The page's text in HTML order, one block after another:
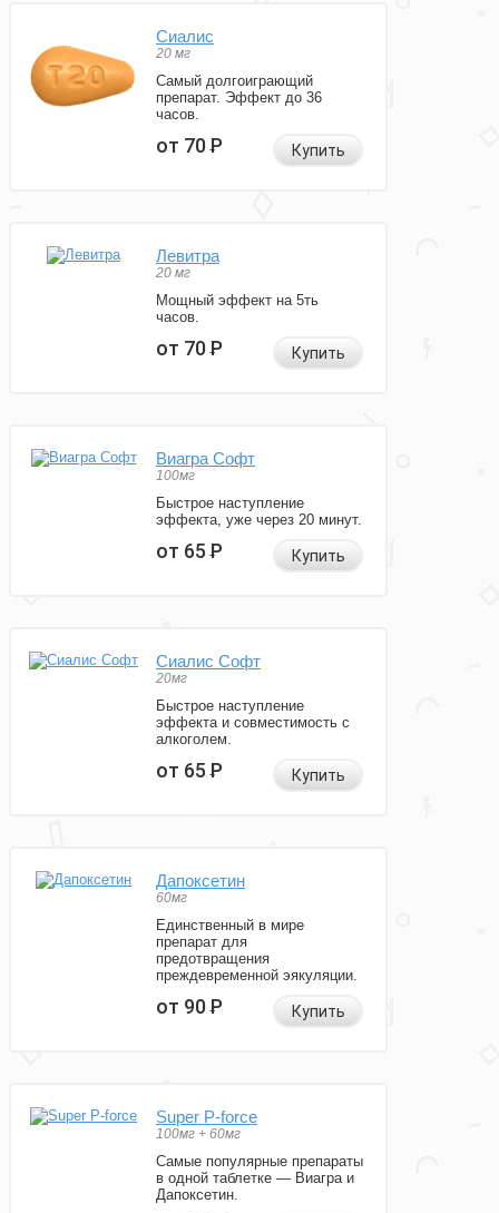
Сиалис
20 мг
Самый долгоиграющий
препарат. Эффект до 36
часов.
от 70Р Купить
Левитра
20 мг
Мощный эффект на 5ть
часов.
от 70Р Купить
Виагра Софт
100мг
Быстрое наступление
эффекта, уже через 20 минут.
от 65Р Купить
Сиалис Софт
20мг
Быстрое наступление
эффекта и совместимость с
алкоголем.
от 65Р Купить
Дапоксетин
60мг
Единственный в мире
препарат для
предотвращения
преждевременной эякуляции.
от 90Р Купить
Super P-force
100мг + 60мг
Самые популярные препараты
в одной таблетке — Виагра и
Дапоксетин.